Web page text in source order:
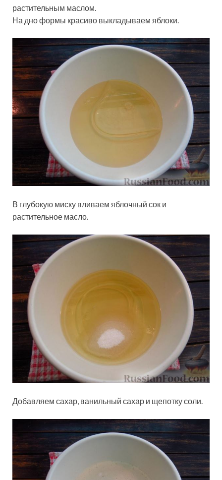
растительным маслом.
На дно формы красиво выкладываем яблоки.
В глубокую миску вливаем яблочный сок и
растительное масло.
Добавляем сахар, ванильный сахар и щепотку соли.